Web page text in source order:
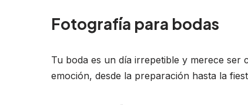
Fotografía para bodas
Tu boda es un día irrepetible y merece
emoción, desde la preparación hasta la